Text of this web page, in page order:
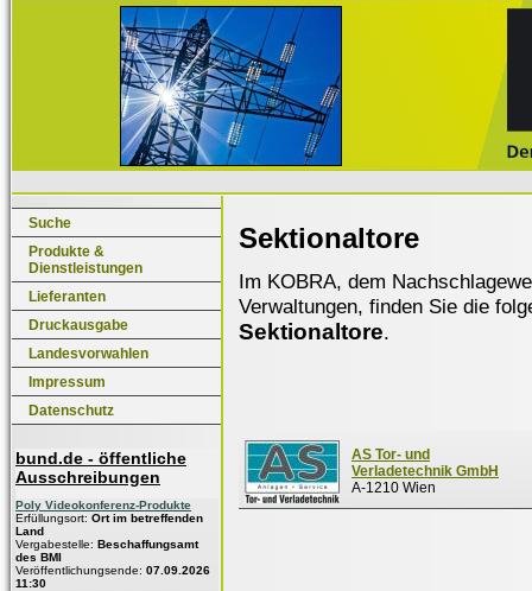
Suche
Produkte &
Dienstleistungen
Lieferanten
Druckausgabe
Landesvorwahlen
Impressum
Datenschutz
bund.de - öffentliche
Ausschreibungen
Poly Videokonferenz-Produkte
Erfüllungsort: Ort im betreffenden
Land
Vergabestelle: Beschaffungsamt
des BMI
Veröffentlichungsende: 07.09.2026
11:30
Sektionaltore
Im KOBRA, dem
Verwaltungen, finden Sie die
Sektionaltore.
AS Tor- und
Verladetechnik GmbH
A-1210 Wien